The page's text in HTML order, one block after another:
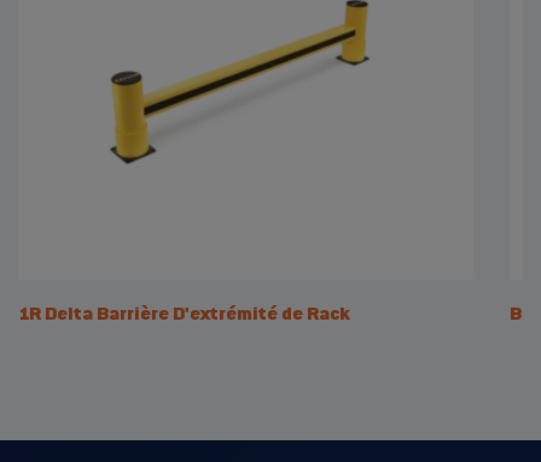
1R Delta Barrière D'extrémité de Rack